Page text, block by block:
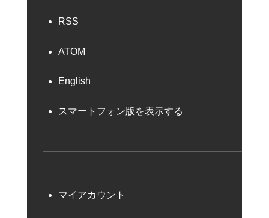
RSS
ATOM
English
スマートフォン版を表示する
マイアカウント